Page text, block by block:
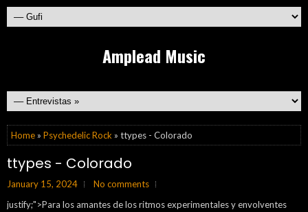
Amplead Music
Home » Psychedelic Rock » ttypes - Colorado
ttypes - Colorado
January 15, 2024
No comments
justify;">Para los amantes de los ritmos experimentales y envolventes